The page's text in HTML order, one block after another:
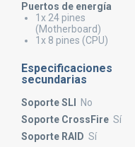
Puertos de energía
1x 24 pines
(Motherboard)
1x 8 pines (CPU)
Especificaciones
secundarias
Soporte SLI
No
Soporte CrossFire Sí
Soporte RAID Sí